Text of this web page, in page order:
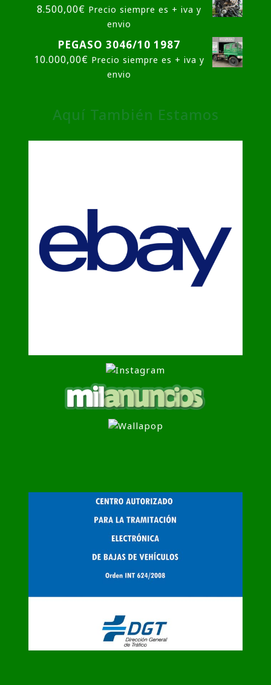
8.500,00€ Precio siempre es + iva y
envio
PEGASO 3046/10 1987
10.000,00€ Precio siempre es + iva y
envio
Aquí También Estamos